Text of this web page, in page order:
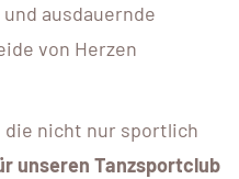
ausdauernde
von Herzen
die nicht nur sportlich
unseren Tanzsportclub